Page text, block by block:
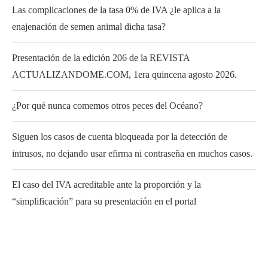
Las complicaciones de la tasa 0% de IVA ¿le aplica a la
enajenación de semen animal dicha tasa?
Presentación de la edición 206 de la REVISTA
ACTUALIZANDOME.COM, 1era quincena agosto 2026.
¿Por qué nunca comemos otros peces del Océano?
Siguen los casos de cuenta bloqueada por la detección de
intrusos, no dejando usar efirma ni contraseña en muchos casos.
El caso del IVA acreditable ante la proporción y la
“simplificación” para su presentación en el portal